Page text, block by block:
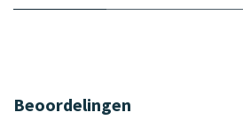
Beoordelingen